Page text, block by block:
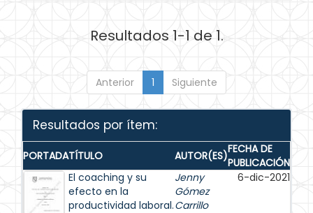
Resultados 1-1 de 1.
Anterior 1 Siguiente
Resultados por ítem:
PORTADATÍTULO AUTOR(ES)FECHA DE
PUBLICACIÓN
El coaching y su
efecto en la
productividad laboral.
Jenny
Gómez
Carrillo
6-dic-2021